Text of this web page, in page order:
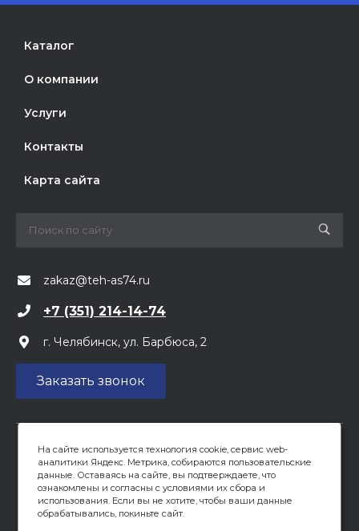
Каталог
О компании
Услуги
Контакты
Карта сайта
zakaz@teh-as74.ru
+7 (351) 214-14-74
г. Челябинск, ул. Барбюса, 2
Заказать звонок
Вся предоставленная на сайте информация, касающаяся
цен, носит информационный характер и не является
публичной офертой, определяемой положениями ст 437
(2) ГК РФ. Опубликованная на данном сайте информация
может быть изменена в любое время без
На сайте используется технология cookie, сервис web-
аналитики Яндекс. Метрика, собираются пользовательские
данные. Оставаясь на сайте, вы подтверждаете, что
ознакомлены и согласны с условиями их сбора и
использования. Если вы не хотите, чтобы ваши данные
обрабатывались, покиньте сайт.